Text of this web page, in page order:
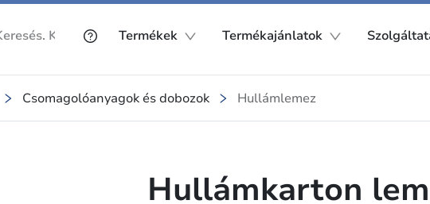
Termékek Termékajánlatok
Csomagolóanyagok és dobozok Hullámlemez
Hullámkarton